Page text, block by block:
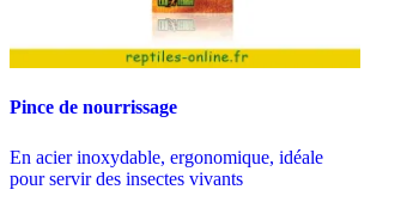
Pince de nourrissage
En acier inoxydable, ergonomique, idéale
pour servir des insectes vivants